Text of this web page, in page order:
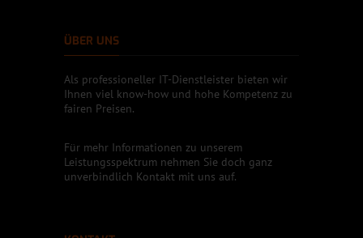
ÜBER UNS
Als professioneller IT-Dienstleister bieten wir
Ihnen viel know-how und hohe Kompetenz zu
fairen Preisen.
Für mehr Informationen zu unserem
Leistungsspektrum nehmen Sie doch ganz
unverbindlich Kontakt mit uns auf.